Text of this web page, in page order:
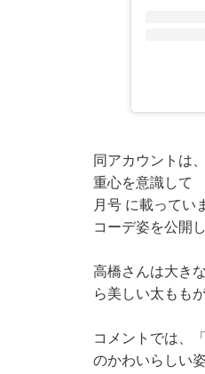
同アカウントは
重心を意識して
月号 に載ってい
コーデ姿を公開
高橋さんは大き
ら美しい太もも
コメントでは、
のかわいらしい